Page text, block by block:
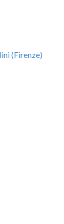
(Firenze)